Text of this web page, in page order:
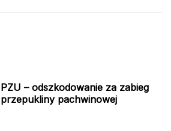
PZU – odszkodowanie za zabieg
przepukliny pachwinowej